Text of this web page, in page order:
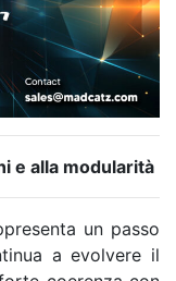
e alla modularità
un passo
a evolvere il